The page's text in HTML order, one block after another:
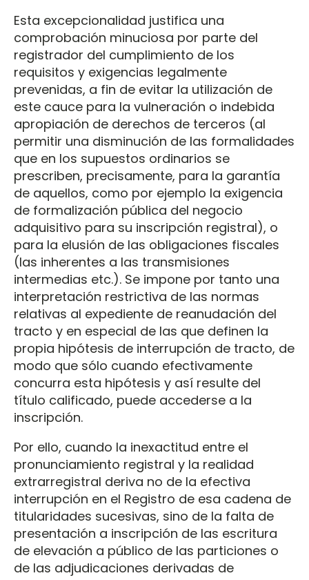
Esta excepcionalidad justifica una
comprobación minuciosa por parte del
registrador del cumplimiento de los
requisitos y exigencias legalmente
prevenidas, a fin de evitar la utilización de
este cauce para la vulneración o indebida
apropiación de derechos de terceros (al
permitir una disminución de las formalidades
que en los supuestos ordinarios se
prescriben, precisamente, para la garantía
de aquellos, como por ejemplo la exigencia
de formalización pública del negocio
adquisitivo para su inscripción registral), o
para la elusión de las obligaciones fiscales
(las inherentes a las transmisiones
intermedias etc.). Se impone por tanto una
interpretación restrictiva de las normas
relativas al expediente de reanudación del
tracto y en especial de las que definen la
propia hipótesis de interrupción de tracto, de
modo que sólo cuando efectivamente
concurra esta hipótesis y así resulte del
título calificado, puede accederse a la
inscripción.
Por ello, cuando la inexactitud entre el
pronunciamiento registral y la realidad
extrarregistral deriva no de la efectiva
interrupción en el Registro de esa cadena de
titularidades sucesivas, sino de la falta de
presentación a inscripción de las escritura
de elevación a público de las particiones o
de las adjudicaciones derivadas de